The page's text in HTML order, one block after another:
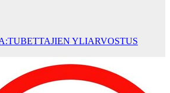
YLIARVOSTUS